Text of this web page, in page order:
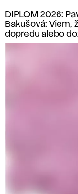
DIPLOM 2026:
Bakušová: Viem,
dopredu alebo